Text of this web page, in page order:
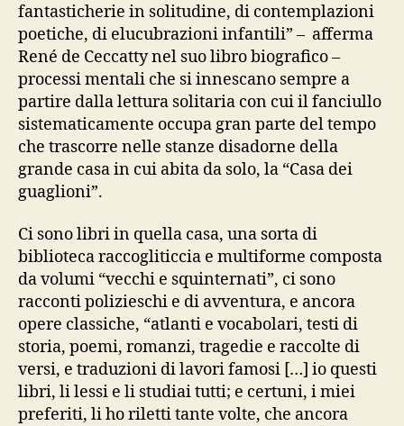
fantasticherie in solitudine, di contemplazioni
poetiche, di elucubrazioni infantili” – afferma
René de Ceccatty nel suo libro biografico –
processi mentali che si innescano sempre a
partire dalla lettura solitaria con cui il fanciullo
sistematicamente occupa gran parte del tempo
che trascorre nelle stanze disadorne della
grande casa in cui abita da solo, la “Casa dei
guaglioni”.
Ci sono libri in quella casa, una sorta di
biblioteca raccogliticcia e multiforme composta
da volumi “vecchi e squinternati”, ci sono
racconti polizieschi e di avventura, e ancora
opere classiche, “atlanti e vocabolari, testi di
storia, poemi, romanzi, tragedie e raccolte di
versi, e traduzioni di lavori famosi […] io questi
libri, li lessi e li studiai tutti; e certuni, i miei
preferiti, li ho riletti tante volte, che ancora